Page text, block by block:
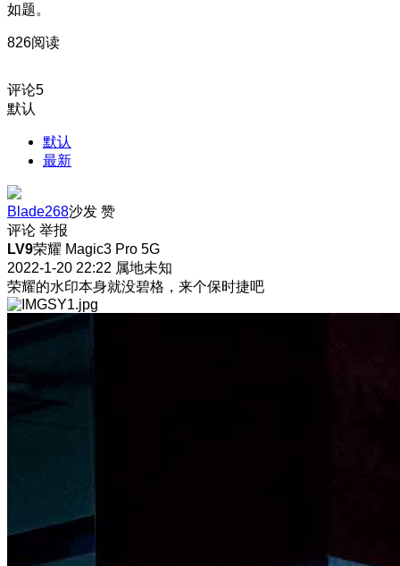
如题。
826阅读
评论5
默认
默认
最新
Blade268沙发 赞
评论 举报
LV9荣耀 Magic3 Pro 5G
2022-1-20 22:22 属地未知
荣耀的水印本身就没碧格，来个保时捷吧